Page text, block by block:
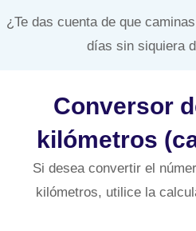
¿Te das cuenta de que
días sin siquiera
Conversor
kilómetros
Si desea convertir el
kilómetros, utilice la